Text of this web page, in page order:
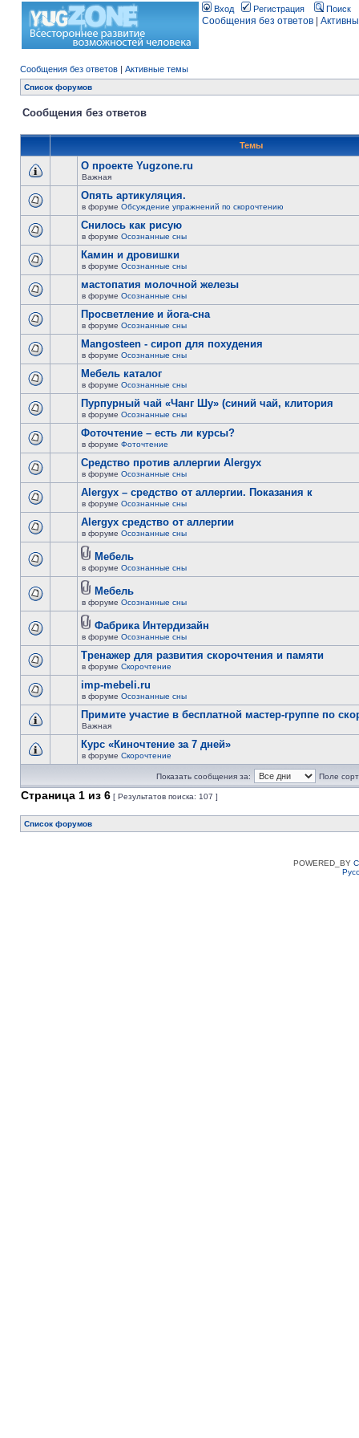
Вход Регистрация Поиск
Сообщения без ответов
Сообщения без ответов | Активные темы
Список форумов
Сообщения без ответов
Темы
О проекте Yugzone.ru
Важная
Опять артикуляция.
в форуме Обсуждение упражнений по скорочтению
Снилось как рисую
в форуме Осознанные сны
Камин и дровишки
в форуме Осознанные сны
мастопатия молочной железы
в форуме Осознанные сны
Просветление и йога-сна
в форуме Осознанные сны
Mangosteen - сироп для похудения
в форуме Осознанные сны
Мебель каталог
в форуме Осознанные сны
Пурпурный чай «Чанг Шу» (синий чай, клитория
в форуме Осознанные сны
Фоточтение – есть ли курсы?
в форуме Фоточтение
Cредство против аллергии Alergyx
в форуме Осознанные сны
Alergyx – средство от аллергии. Показания к
в форуме Осознанные сны
Alergyx средство от аллергии
в форуме Осознанные сны
Мебель
в форуме Осознанные сны
Мебель
в форуме Осознанные сны
Фабрика Интердизайн
в форуме Осознанные сны
Тренажер для развития скорочтения и памяти
в форуме Скорочтение
imp-mebeli.ru
в форуме Осознанные сны
Примите участие в бесплатной мастер-группе по
Важная
Курс «Киночтение за 7 дней»
в форуме Скорочтение
Показать сообщения за: Поле
Страница 1 из 6 [ Результатов поиска: 107 ]
Список форумов
POWERED_BY